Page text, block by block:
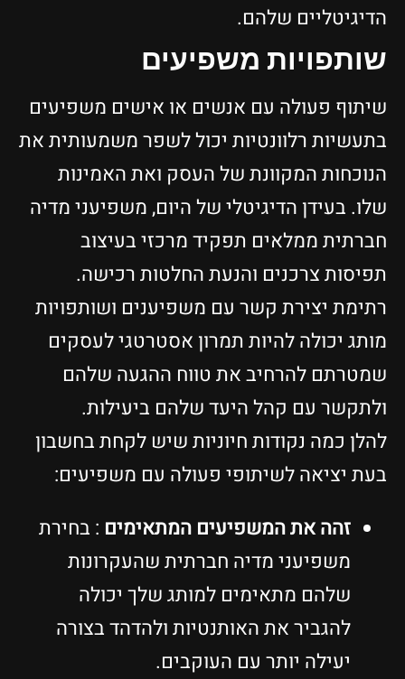
הדיגיטליים שלהם.
שותפויות משפיעים
שיתוף פעולה עם אנשים או אישים משפיעים
בתעשיות רלוונטיות יכול לשפר משמעותית את
הנוכחות המקוונת של העסק ואת האמינות
שלו. בעידן הדיגיטלי של היום, משפיעני מדיה
חברתית ממלאים תפקיד מרכזי בעיצוב
תפיסות צרכנים והנעת החלטות רכישה.
רתימת יצירת קשר עם משפיענים ושותפויות
מותג יכולה להיות תמרון אסטרטגי לעסקים
שמטרתם להרחיב את טווח ההגעה שלהם
ולתקשר עם קהל היעד שלהם ביעילות.
להלן כמה נקודות חיוניות שיש לקחת בחשבון
בעת ​​יציאה לשיתופי פעולה עם משפיעים:
זהה את המשפיעים המתאימים : בחירת
משפיעני מדיה חברתית שהעקרונות
שלהם מתאימים למותג שלך יכולה
להגביר את האותנטיות ולהדהד בצורה
יעילה יותר עם העוקבים.